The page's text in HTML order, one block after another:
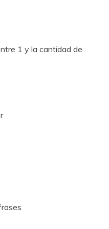
1 y la cantidad de